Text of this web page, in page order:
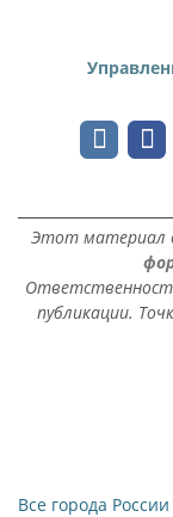
Этот материал
публикации.
Все города